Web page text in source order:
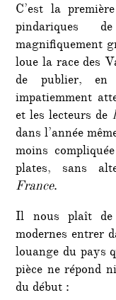
C’est la
pindariques
magnifiquement
loue la race des
de publier,
impatiemment
et les lecteurs de
dans l’année
moins
plates, sans
France.
Il nous plaît de
modernes entrer
louange du pays
pièce ne répond
du début :